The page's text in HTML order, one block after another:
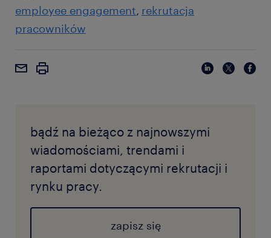
employee engagement rekrutacja
pracowników
bądź na bieżąco z najnowszymi
wiadomościami, trendami i
raportami dotyczącymi rekrutacji i
rynku pracy.
zapisz się